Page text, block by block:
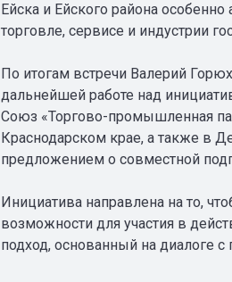
Ейска и Ейского района
торговле, сервисе и индустрии
По итогам встречи Валерий
дальнейшей работе над
Союз «Торгово-промышленная
Краснодарском крае, а также в
предложением о совместной
Инициатива направлена на то,
возможности для участия в
подход, основанный на диалоге